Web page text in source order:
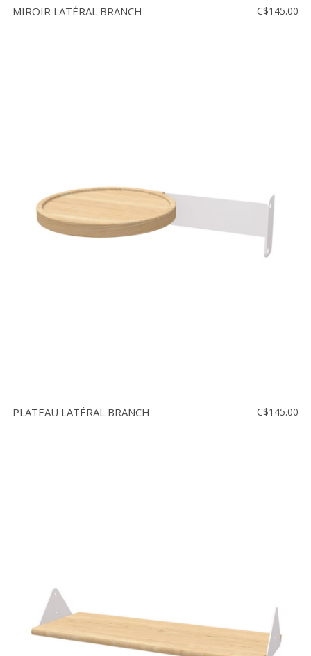
MIROIR LATÉRAL BRANCH C$145.00
PLATEAU LATÉRAL BRANCH C$145.00